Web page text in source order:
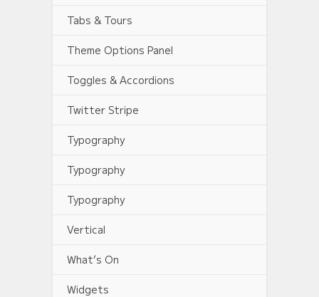
Tabs & Tours
Theme Options Panel
Toggles & Accordions
Twitter Stripe
Typography
Typography
Typography
Vertical
What’s On
Widgets